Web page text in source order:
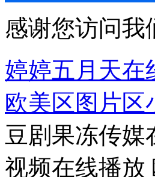
感谢您访问我
婷婷五月天在
欧美区图片区